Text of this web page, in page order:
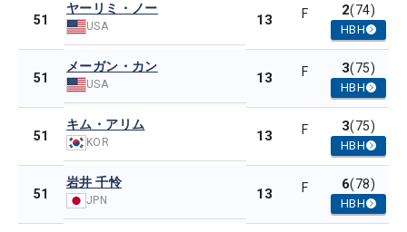
51
ヤーリミ・ノー
USA 13 F 2(74)
HBH
51
メーガン・カン
USA 13 F 3(75)
HBH
51
キム・アリム
KOR 13 F 3(75)
HBH
51
岩井 千怜
JPN 13 F 6(78)
HBH